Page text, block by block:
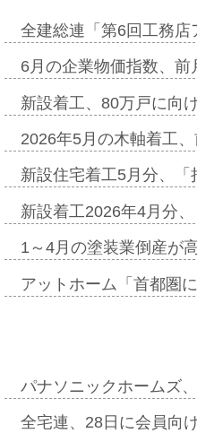
全建総連「第6回工務
6月の企業物価指数、
新設着工、80万戸に向
2026年5月の木軸着工
新設住宅着工5月分、
新設着工2026年4月分
1～4月の塗装業倒産が
アットホーム「首都圏
パナソニックホームズ
全宅連、28日に会員向